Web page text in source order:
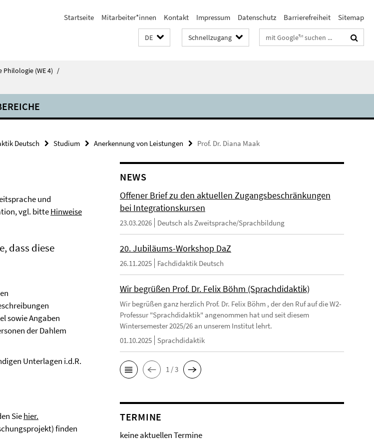
Startseite Mitarbeiter*innen Kontakt Impressum Datenschutz Barrierefreiheit Sitemap
DE Schnellzugang Suchbegriffe
(WE 4) /
Deutsch Studium Anerkennung von Leistungen Prof. Dr. Diana Maak
und
vgl. bitteHinweise
dass diese
sowie Angaben
der Dahlem
Unterlagen i.d.R.
Siehier.
finden
NEWS
Offener Brief zu den aktuellen Zugangsbeschränkungen
bei Integrationskursen
23.03.2026 Deutsch als Zweitsprache/Sprachbildung
20. Jubiläums-Workshop DaZ
26.11.2025 Fachdidaktik Deutsch
Wir begrüßen Prof. Dr. Felix Böhm (Sprachdidaktik)
Wir begrüßen ganz herzlich Prof. Dr. Felix Böhm , der den Ruf auf die W2-
Professur "Sprachdidaktik" angenommen hat und seit diesem
Wintersemester 2025/26 an unserem Institut lehrt.
01.10.2025
Sprachdidaktik
1 / 3
TERMINE
keine aktuellen Termine